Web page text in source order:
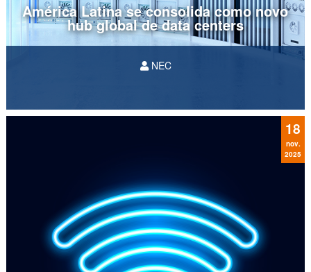
América Latina se consolida como novo
hub global de data centers
NEC
18
nov.
2025